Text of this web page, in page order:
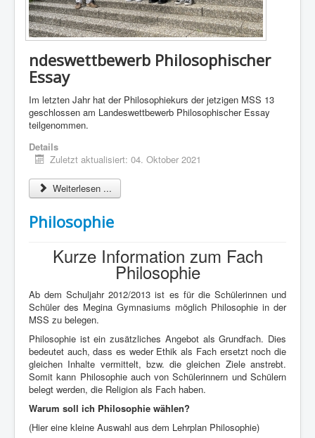
ndeswettbewerb Philosophischer
Essay
Im letzten Jahr hat der Philosophiekurs der jetzigen MSS 13
geschlossen am Landeswettbewerb Philosophischer Essay
teilgenommen.
Details
Zuletzt aktualisiert: 04. Oktober 2021
Weiterlesen ...
Philosophie
Kurze Information zum Fach
Philosophie
Ab dem Schuljahr 2012/2013 ist es für die Schülerinnen und
Schüler des Megina Gymnasiums möglich Philosophie in der
MSS zu belegen.
Philosophie ist ein zusätzliches Angebot als Grundfach. Dies
bedeutet auch, dass es weder Ethik als Fach ersetzt noch die
gleichen Inhalte vermittelt, bzw. die gleichen Ziele anstrebt.
Somit kann Philosophie auch von Schülerinnern und Schülern
belegt werden, die Religion als Fach haben.
Warum soll ich Philosophie wählen?
(Hier eine kleine Auswahl aus dem Lehrplan Philosophie)